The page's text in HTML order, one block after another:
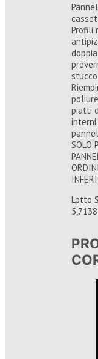
Profili
piatti
SOLO
Lotto